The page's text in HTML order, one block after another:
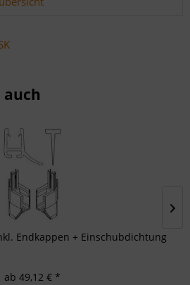
Endkappen + Einschubdichtung
ab 49,12 € *